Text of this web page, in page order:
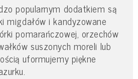
popularnym dodatkiem są
migdałów i kandyzowane
pomarańczowej, orzechów
suszonych moreli lub
uformujemy piękne